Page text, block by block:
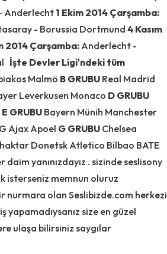
Anderlecht 1 Ekim 2014 Çarşamba:
- Borussia Dortmund 4 Kasım
2014 Çarşamba: Anderlecht -
İşte Devler Ligi'ndeki tüm
Malmö B GRUBU Real Madrid
Leverkusen Monaco D GRUBU
E GRUBU Bayern Münih Manchester
Ajax Apoel G GRUBU Chelsea
Donetsk Atletico Bilbao BATE
yanınızdayız . sizinde seslisony
isterseniz memnun oluruz
nurmara olan Seslibizde.com herkezi
size en güzel
ulaşa bilirsiniz saygılar